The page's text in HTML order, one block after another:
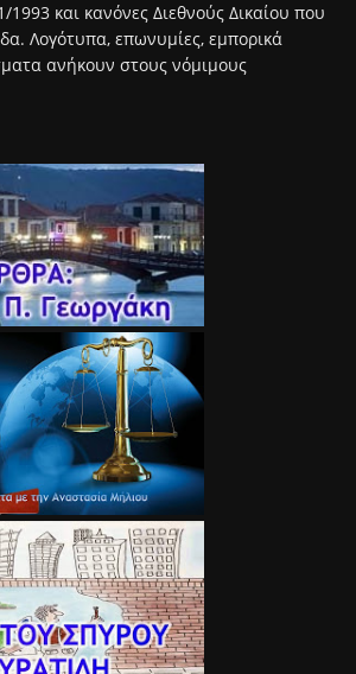
και κανόνες Διεθνούς Δικαίου που
Λογότυπα, επωνυμίες, εμπορικά
ανήκουν στους νόμιμους